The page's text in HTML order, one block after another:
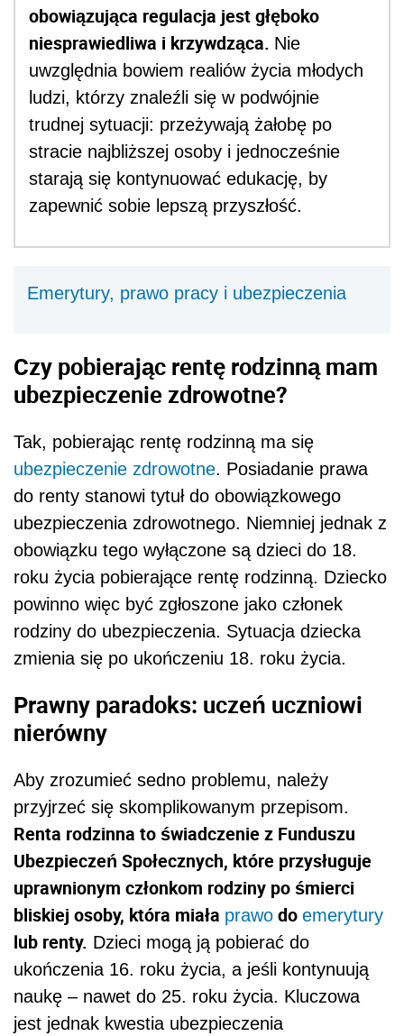
obowiązująca regulacja jest głęboko
niesprawiedliwa i krzywdząca. Nie
uwzględnia bowiem realiów życia młodych
ludzi, którzy znaleźli się w podwójnie
trudnej sytuacji: przeżywają żałobę po
stracie najbliższej osoby i jednocześnie
starają się kontynuować edukację, by
zapewnić sobie lepszą przyszłość.
Emerytury, prawo pracy i ubezpieczenia
Czy pobierając rentę rodzinną mam
ubezpieczenie zdrowotne?
Tak, pobierając rentę rodzinną ma się
ubezpieczenie zdrowotne. Posiadanie prawa
do renty stanowi tytuł do obowiązkowego
ubezpieczenia zdrowotnego. Niemniej jednak z
obowiązku tego wyłączone są dzieci do 18.
roku życia pobierające rentę rodzinną. Dziecko
powinno więc być zgłoszone jako członek
rodziny do ubezpieczenia. Sytuacja dziecka
zmienia się po ukończeniu 18. roku życia.
Prawny paradoks: uczeń uczniowi
nierówny
Aby zrozumieć sedno problemu, należy
przyjrzeć się skomplikowanym przepisom.
Renta rodzinna to świadczenie z Funduszu
Ubezpieczeń Społecznych, które przysługuje
uprawnionym członkom rodziny po śmierci
bliskiej osoby, która miała prawo do emerytury
lub renty. Dzieci mogą ją pobierać do
ukończenia 16. roku życia, a jeśli kontynuują
naukę – nawet do 25. roku życia. Kluczowa
jest jednak kwestia ubezpieczenia